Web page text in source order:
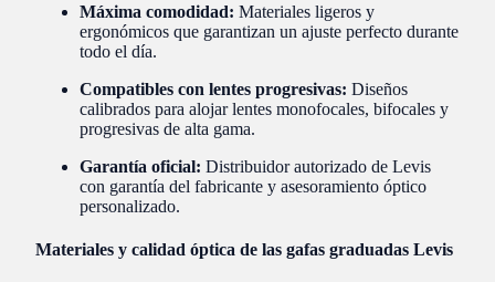
Máxima comodidad: Materiales ligeros y
ergonómicos que garantizan un ajuste perfecto durante
todo el día.
Compatibles con lentes progresivas: Diseños
calibrados para alojar lentes monofocales, bifocales y
progresivas de alta gama.
Garantía oficial: Distribuidor autorizado de Levis
con garantía del fabricante y asesoramiento óptico
personalizado.
Materiales y calidad óptica de las gafas graduadas Levis